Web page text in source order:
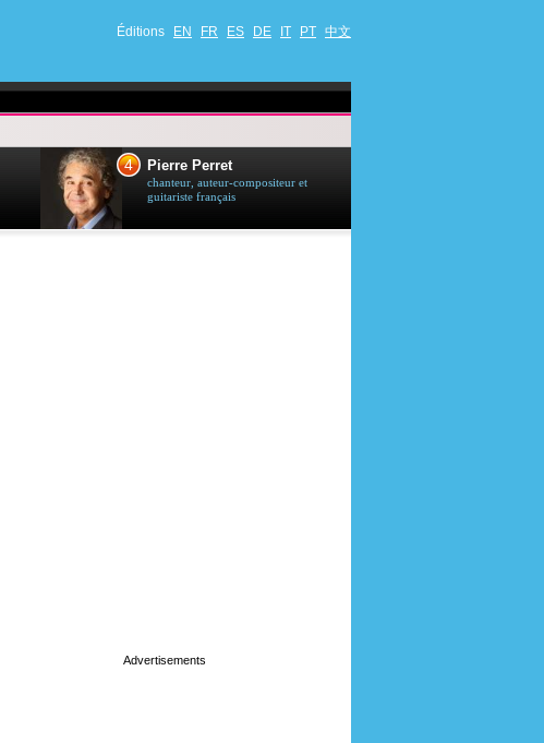
Éditions EN FR ES DE IT PT 中文
4 Pierre Perret
chanteur, auteur-compositeur et
guitariste français